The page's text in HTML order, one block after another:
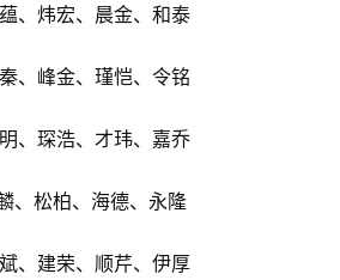
、炜宏、晨金、和泰
、峰金、瑾恺、令铭
、琛浩、才玮、嘉乔
、松柏、海德、永隆
、建荣、顺芹、伊厚